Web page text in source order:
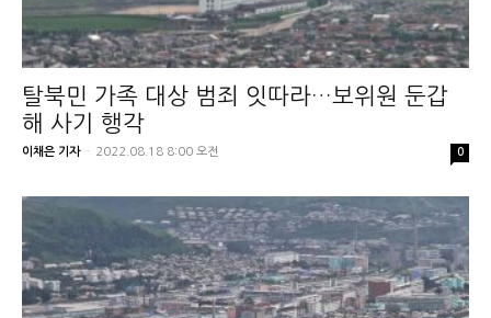
탈북민 가족 대상 범죄 잇따라…보위원 둔갑
해 사기 행각
이채은 기자 - 2022.08.18 8:00 오전 0